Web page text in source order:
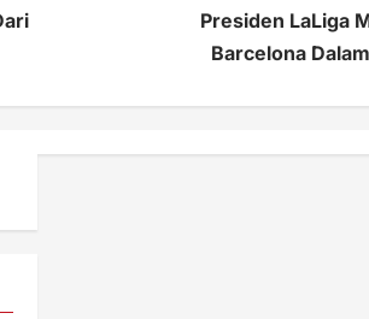
Presiden LaLiga
Barcelona